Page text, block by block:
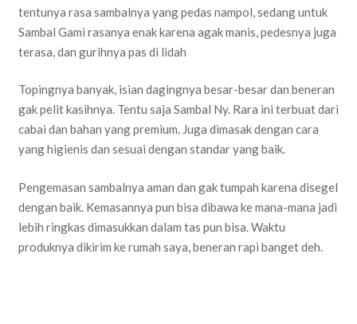
tentunya rasa sambalnya yang pedas nampol, sedang untuk
Sambal Gami rasanya enak karena agak manis, pedesnya juga
terasa, dan gurihnya pas di lidah
Topingnya banyak, isian dagingnya besar-besar dan beneran
gak pelit kasihnya. Tentu saja Sambal Ny. Rara ini terbuat dari
cabai dan bahan yang premium. Juga dimasak dengan cara
yang higienis dan sesuai dengan standar yang baik.
Pengemasan sambalnya aman dan gak tumpah karena disegel
dengan baik. Kemasannya pun bisa dibawa ke mana-mana jadi
lebih ringkas dimasukkan dalam tas pun bisa. Waktu
produknya dikirim ke rumah saya, beneran rapi banget deh.